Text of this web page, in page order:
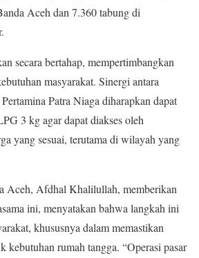
Aceh dan 7.360 tabung di
secara bertahap, mempertimbangkan
masyarakat. Sinergi antara
Patra Niaga diharapkan dapat
3 kg agar dapat diakses oleh
yang sesuai, terutama di wilayah yang
Aceh, Afdhal Khalilullah, memberikan
ini, menyatakan bahwa langkah ini
khususnya dalam memastikan
kebutuhan rumah tangga. “Operasi pasar